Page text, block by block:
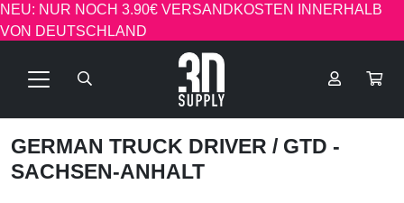
NEU: NUR NOCH 3.90€ VERSANDKOSTEN INNERHALB
VON DEUTSCHLAND
GERMAN TRUCK DRIVER / GTD -
SACHSEN-ANHALT